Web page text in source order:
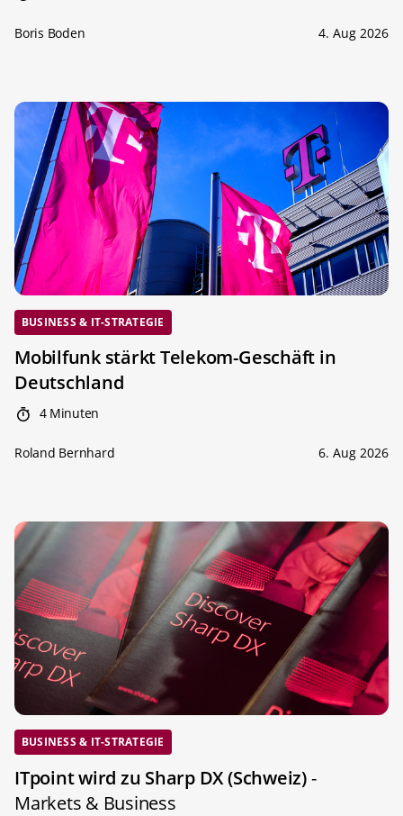
Boris Boden 4. Aug 2026
BUSINESS & IT-STRATEGIE
Mobilfunk stärkt Telekom-Geschäft in
Deutschland
4 Minuten
Roland Bernhard 6. Aug 2026
BUSINESS & IT-STRATEGIE
ITpoint wird zu Sharp DX (Schweiz)-
Markets & Business